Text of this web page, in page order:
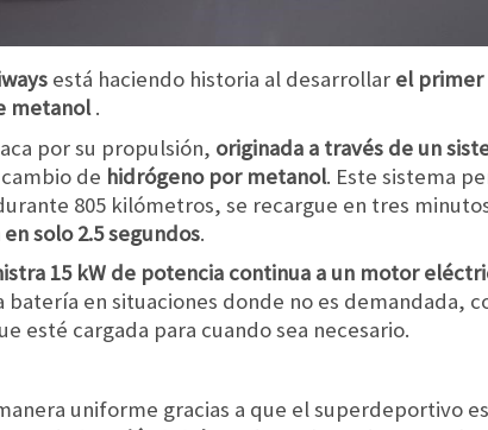
está haciendo historia al desarrollar el
metanol.
por su propulsión, originada a través de un
de hidrógeno por metanol. Este sistema
805 kilómetros, se recargue en tres
solo 2.5 segundos.
15 kW de potencia continua a un motor
en situaciones donde no es demandada,
esté cargada para cuando sea necesario.
uniforme gracias a que el superdeportivo